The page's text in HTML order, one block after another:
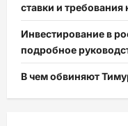
ставки и
Инвестирование в
подробное
В чем обвиняют